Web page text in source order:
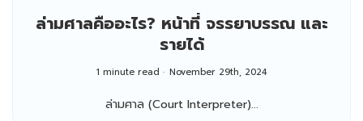
ล่ามศาลคืออะไร? หน้าที่ จรรยาบรรณ และ
รายได้
1 minute read November 29th, 2024
ล่ามศาล (Court Interpreter)...